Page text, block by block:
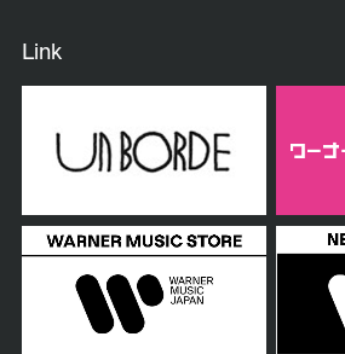
Link